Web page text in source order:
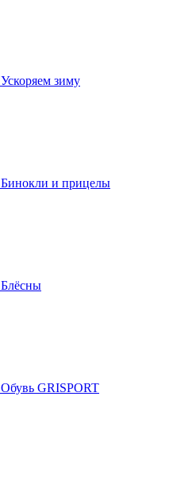
Ускоряем зиму
Бинокли и прицелы
Блёсны
Обувь GRISPORT